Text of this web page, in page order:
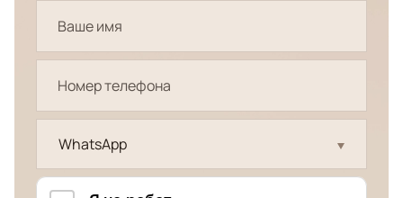
WhatsApp